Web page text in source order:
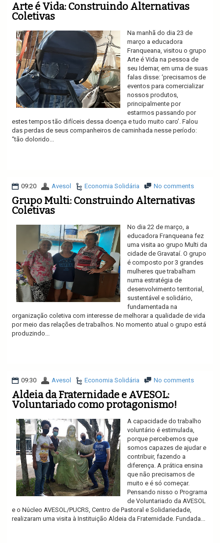
Arte é Vida: Construindo Alternativas
Coletivas
Na manhã do dia 23 de
março a educadora
Franqueana, visitou o grupo
Arte é Vida na pessoa de
seu Idemar, em uma de suas
falas disse: ‘precisamos de
eventos para comercializar
nossos produtos,
principalmente por
estarmos passando por
estes tempos tão difíceis dessa doença e tudo muito caro’. Falou
das perdas de seus companheiros de caminhada nesse período:
“tão dolorido...
09:20 Avesol Economia Solidária No comments
Grupo Multi: Construindo Alternativas
Coletivas
No dia 22 de março, a
educadora Franqueana fez
uma visita ao grupo Multi da
cidade de Gravataí. O grupo
é composto por 3 grandes
mulheres que trabalham
numa estratégia de
desenvolvimento territorial,
sustentável e solidário,
fundamentada na
organização coletiva com interesse de melhorar a qualidade de vida
por meio das relações de trabalhos. No momento atual o grupo está
produzindo...
09:30 Avesol Economia Solidária No comments
Aldeia da Fraternidade e AVESOL:
Voluntariado como protagonismo!
A capacidade do trabalho
voluntário é estimulada,
porque percebemos que
somos capazes de ajudar e
contribuir, fazendo a
diferença. A prática ensina
que não precisamos de
muito e é só começar.
Pensando nisso o Programa
de Voluntariado da AVESOL
e o Núcleo AVESOL/PUCRS, Centro de Pastoral e Solidariedade,
realizaram uma visita à Instituição Aldeia da Fraternidade. Fundada...